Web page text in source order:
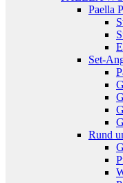
Paella
Set-
Rund